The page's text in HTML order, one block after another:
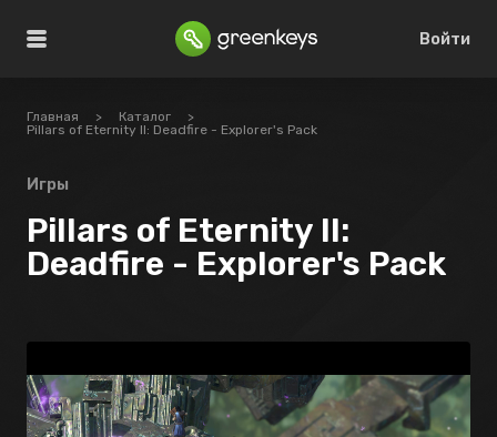
Войти
Главная > Каталог
>
Pillars of Eternity II: Deadfire - Explorer's Pack
Игры
Pillars of Eternity II:
Deadfire - Explorer's Pack